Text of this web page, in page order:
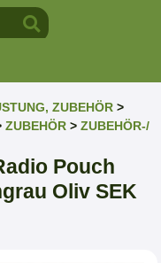
ZUBEHÖR >
ZUBEHÖR > ZUBEHÖR-/
Pouch
Oliv SEK